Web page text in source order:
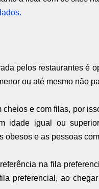
pelos restaurantes é
ou até mesmo não
e com filas, por
idade igual ou
obesos e as pessoas
na fila
preferencial, ao